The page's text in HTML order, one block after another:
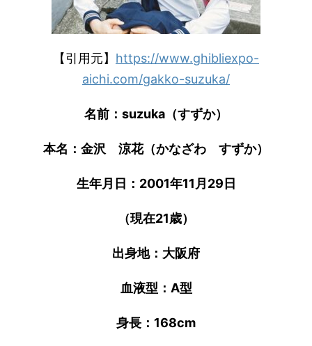
【引用元】 https://www.ghibliexpo-
aichi.com/gakko-suzuka/
名前：suzuka（すずか）
本名：金沢 涼花（かなざわ すずか）
生年月日：2001年11月29日
（現在21歳）
出身地：大阪府
血液型：A型
身長：168cm